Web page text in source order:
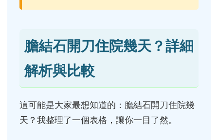
膽結石開刀住院幾天？詳細
解析與比較
這可能是大家最想知道的：膽結石開刀住院幾
天？我整理了一個表格，讓你一目了然。